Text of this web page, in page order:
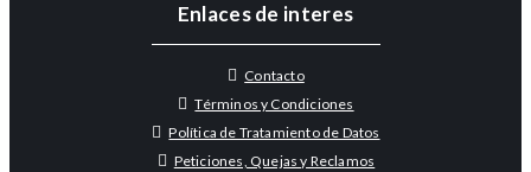
Enlaces de interes
Contacto
Términos y Condiciones
Política de Tratamiento de Datos
Peticiones, Quejas y Reclamos